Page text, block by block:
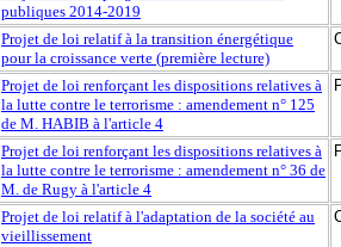
publiques 2014-2019
Projet de loi relatif à la transition énergétique
pour la croissance verte (première lecture)
Projet de loi renforçant les dispositions relatives à
la lutte contre le terrorisme : amendement n° 125
de M. HABIB à l'article 4
Projet de loi renforçant les dispositions relatives à
la lutte contre le terrorisme : amendement n° 36 de
M. de Rugy à l'article 4
Projet de loi relatif à l'adaptation de la société au
vieillissement